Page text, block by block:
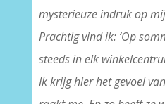
mysterieuze indruk op
Prachtig vind ik: ‘Op
steeds in elk
Ik krijg hier het gevoel